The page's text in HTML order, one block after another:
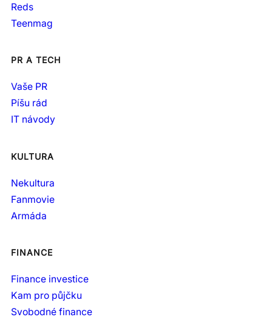
Reds
Teenmag
PR A TECH
Vaše PR
Píšu rád
IT návody
KULTURA
Nekultura
Fanmovie
Armáda
FINANCE
Finance investice
Kam pro půjčku
Svobodné finance